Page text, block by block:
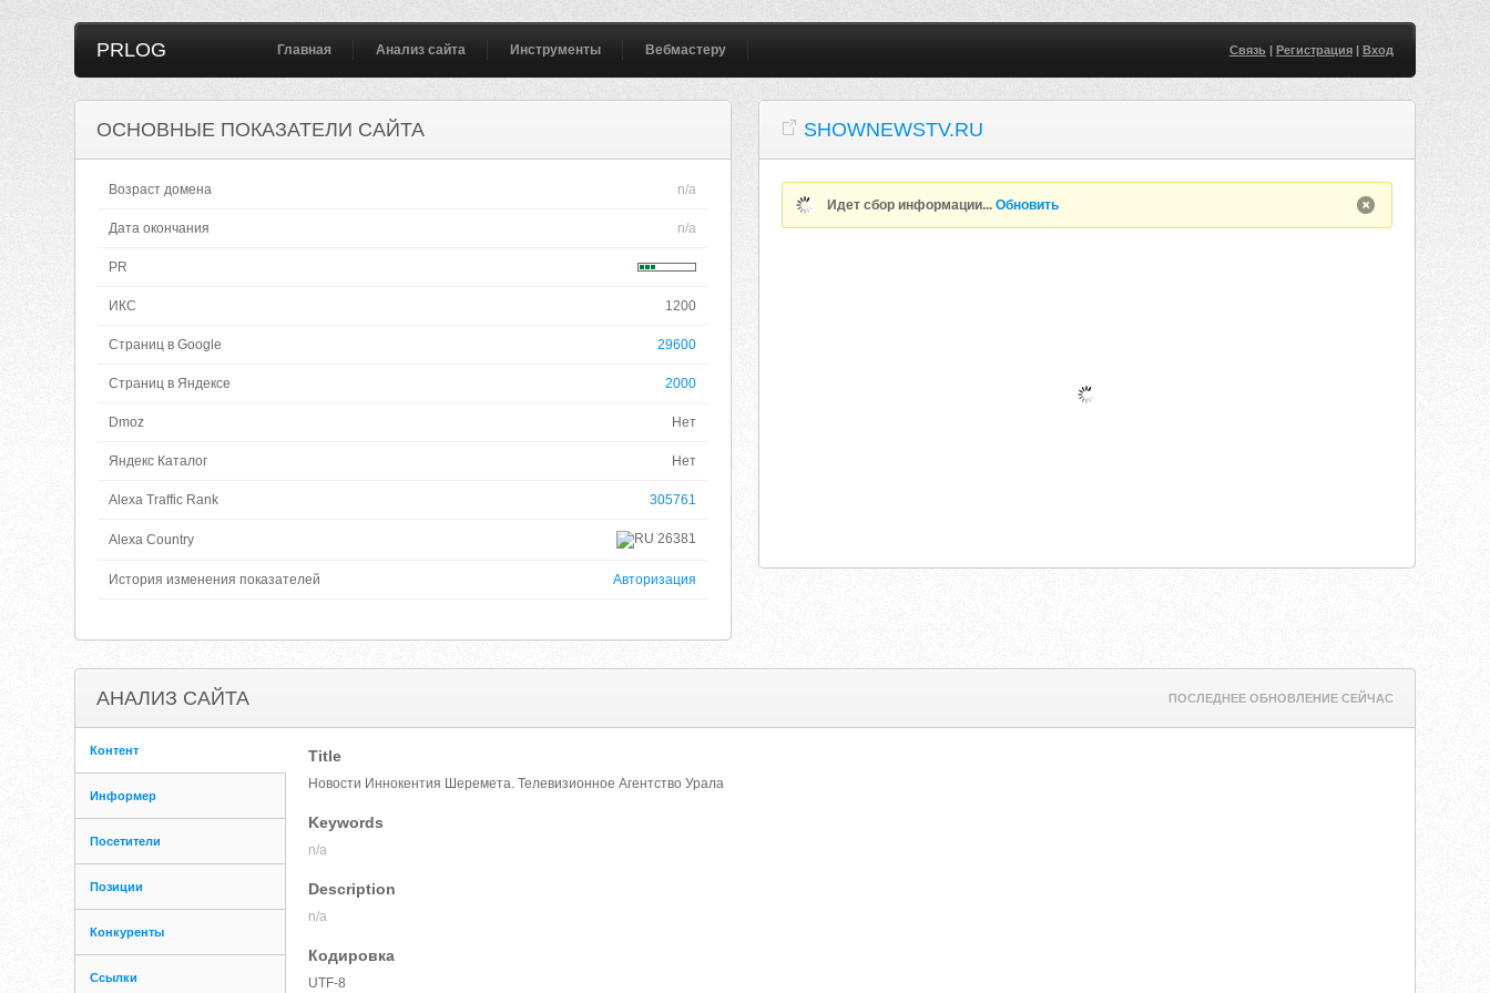
PRLOG Главная Анализ сайта Инструменты Вебмастеру Связь| Регистрация| Вход
ОСНОВНЫЕ ПОКАЗАТЕЛИ САЙТА
Возраст домена n/a
Дата окончания n/a
PR
ИКС 1200
Страниц в Google 29600
Страниц в Яндексе 2000
Dmoz Нет
Яндекс Каталог Нет
Alexa Traffic Rank 305761
Alexa Country 26381
История изменения показателей Авторизация
SHOWNEWSTV.RU
Идет сбор информации...Обновить
АНАЛИЗ САЙТА ПОСЛЕДНЕЕ ОБНОВЛЕНИЕ СЕЙЧАС
Контент
Информер
Посетители
Позиции
Конкуренты
Ссылки
Title
Новости Иннокентия Шеремета. Телевизионное Агентство Урала
Keywords
n/a
Description
n/a
Кодировка
UTF-8